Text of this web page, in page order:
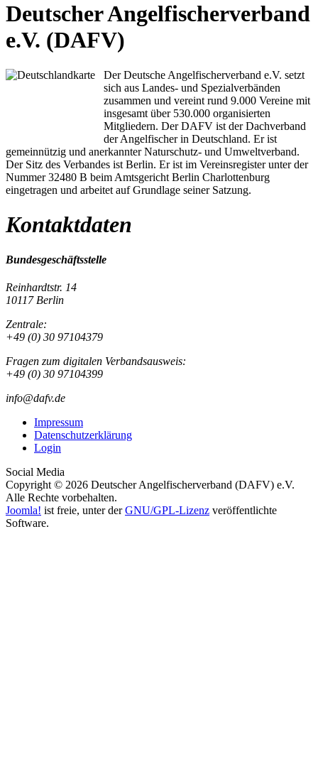
Deutscher Angelfischerverband
e.V. (DAFV)
Der Deutsche Angelfischerverband e.V. setzt
sich aus Landes- und Spezialverbänden
zusammen und vereint rund 9.000 Vereine mit
insgesamt über 530.000 organisierten
Mitgliedern. Der DAFV ist der Dachverband
der Angelfischer in Deutschland. Er ist
gemeinnützig und anerkannter Naturschutz- und Umweltverband.
Der Sitz des Verbandes ist Berlin. Er ist im Vereinsregister unter der
Nummer 32480 B beim Amtsgericht Berlin Charlottenburg
eingetragen und arbeitet auf Grundlage seiner Satzung.
Kontaktdaten
Bundesgeschäftsstelle
Reinhardtstr. 14
10117 Berlin
Zentrale:
+49 (0) 30 97104379
Fragen zum digitalen Verbandsausweis:
+49 (0) 30 97104399
info@dafv.de
Impressum
Datenschutzerklärung
Login
Social Media
Copyright © 2026 Deutscher Angelfischerverband (DAFV) e.V.
Alle Rechte vorbehalten.
Joomla! ist freie, unter derGNU/GPL-Lizenz veröffentlichte
Software.